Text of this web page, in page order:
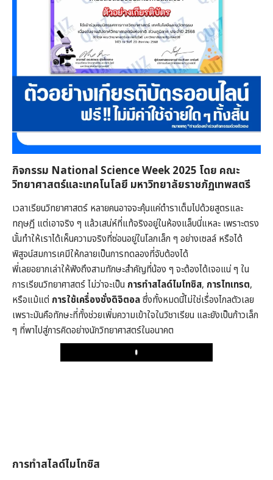
กิจกรรม National Science Week 2025 โดย คณะ
วิทยาศาสตร์และเทคโนโลยี มหาวิทยาลัยราชภัฏเทพสตรี
เวลาเรียนวิทยาศาสตร์ หลายคนอาจจะคุ้นแค่ตำราเต็มไปด้วยสูตรและ
ทฤษฎี แต่เอาจริง ๆ แล้วเสน่ห์ที่แท้จริงอยู่ในห้องแล็บนี่แหละ เพราะตรง
นั้นทำให้เราได้เห็นความจริงที่ซ่อนอยู่ในโลกเล็ก ๆ อย่างเซลล์ หรือได้
พิสูจน์สมการเคมีให้กลายเป็นการทดลองที่จับต้องได้
พี่เลยอยากเล่าให้ฟังถึงสามทักษะสำคัญที่น้อง ๆ จะต้องได้เจอแน่ ๆ ใน
การเรียนวิทยาศาสตร์ ไม่ว่าจะเป็น การทำสไลด์ไมโทซิส, การไทเทรต,
หรือแม้แต่ การใช้เครื่องชั่งดิจิตอลซึ่งทั้งหมดนี้ไม่ใช่เรื่องไกลตัวเลย
เพราะมันคือทักษะที่ทั้งช่วยเพิ่มความเข้าใจในวิชาเรียน และยังเป็นก้าวเล็ก
ๆ ที่พาไปสู่การคิดอย่างนักวิทยาศาสตร์ในอนาคต
Play
การทำสไลด์ไมโทซิส